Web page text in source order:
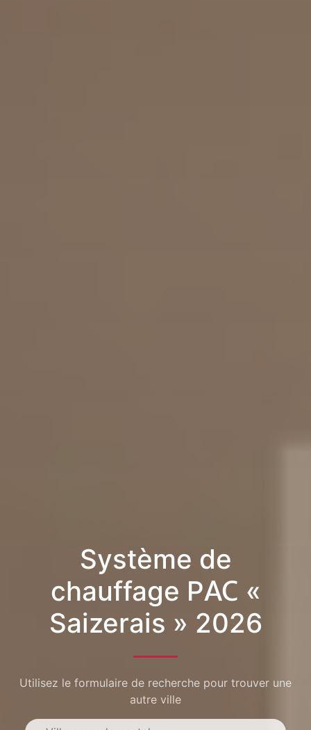
Système de
chauffage PAC «
Saizerais » 2026
Utilisez le formulaire de recherche pour trouver une
autre ville